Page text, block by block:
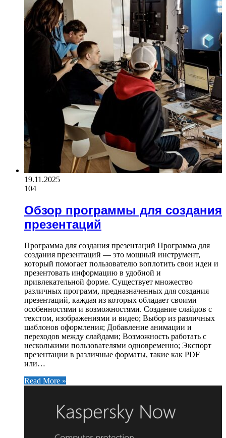
19.11.2025
104
Обзор программы для создания
презентаций
Программа для создания презентаций Программа для
создания презентаций — это мощный инструмент,
который помогает пользователю воплотить свои идеи и
презентовать информацию в удобной и
привлекательной форме. Существует множество
различных программ, предназначенных для создания
презентаций, каждая из которых обладает своими
особенностями и возможностями. Создание слайдов с
текстом, изображениями и видео; Выбор из различных
шаблонов оформления; Добавление анимации и
переходов между слайдами; Возможность работать с
несколькими пользователями одновременно; Экспорт
презентации в различные форматы, такие как PDF
или…
Read More »